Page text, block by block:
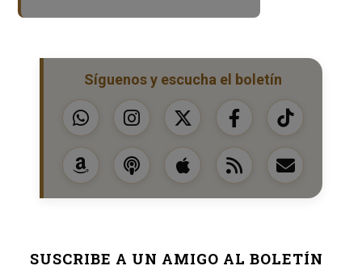
Síguenos y escucha el boletín
SUSCRIBE A UN AMIGO AL BOLETÍN